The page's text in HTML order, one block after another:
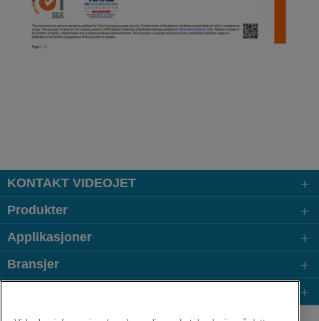
KONTAKT VIDEOJET
Produkter
Applikasjoner
Bransjer